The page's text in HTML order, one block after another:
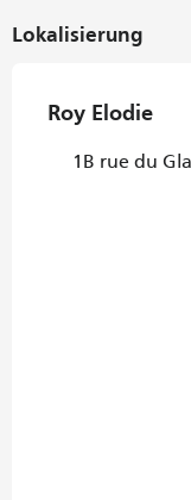
Lokalisierung
Roy Elodie
1B rue du